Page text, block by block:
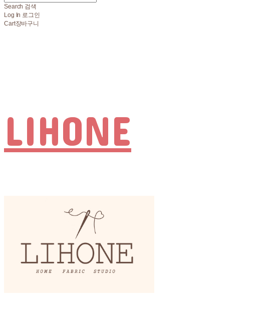
Search 검색
Log In 로그인
Cart장바구니
LIHONE